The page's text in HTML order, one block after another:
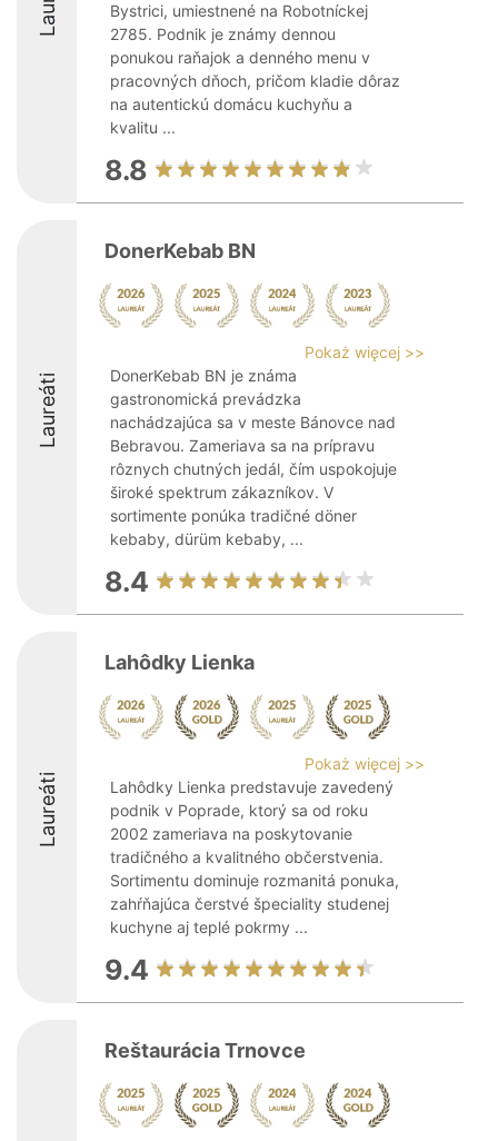
Bystrici, umiestnené na Robotníckej
2785. Podnik je známy dennou
ponukou raňajok a denného menu v
pracovných dňoch, pričom kladie dôraz
na autentickú domácu kuchyňu a
kvalitu ...
8.8
Laureáti
DonerKebab BN
Pokaż więcej >>
DonerKebab BN je známa
gastronomická prevádzka
nachádzajúca sa v meste Bánovce nad
Bebravou. Zameriava sa na prípravu
rôznych chutných jedál, čím uspokojuje
široké spektrum zákazníkov. V
sortimente ponúka tradičné döner
kebaby, dürüm kebaby, ...
8.4
Laureáti
Lahôdky Lienka
Pokaż więcej >>
Lahôdky Lienka predstavuje zavedený
podnik v Poprade, ktorý sa od roku
2002 zameriava na poskytovanie
tradičného a kvalitného občerstvenia.
Sortimentu dominuje rozmanitá ponuka,
zahŕňajúca čerstvé špeciality studenej
kuchyne aj teplé pokrmy ...
9.4
Reštaurácia Trnovce